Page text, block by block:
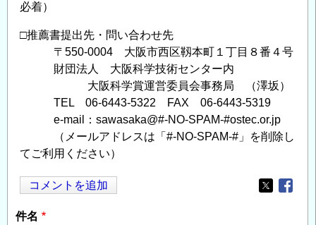
必着）
□推薦書提出先・問い合わせ先
〒550-0004 大阪市西区靱本町１丁目８番４号
財団法人 大阪科学技術センター内
大阪科学賞運営委員会事務局 （澤坂）
TEL 06-6443-5322 FAX 06-6443-5319
e-mail：sawasaka@#-NO-SPAM-#ostec.or.jp
（メールアドレスは「#-NO-SPAM-#」を削除し
てご利用ください）
コメントを追加
Opens in
件名